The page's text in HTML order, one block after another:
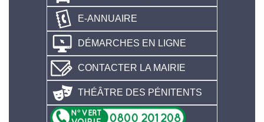
E-ANNUAIRE
DÉMARCHES EN LIGNE
CONTACTER LA MAIRIE
THÉÂTRE DES PÉNITENTS